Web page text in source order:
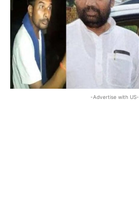
-Advertise with US-